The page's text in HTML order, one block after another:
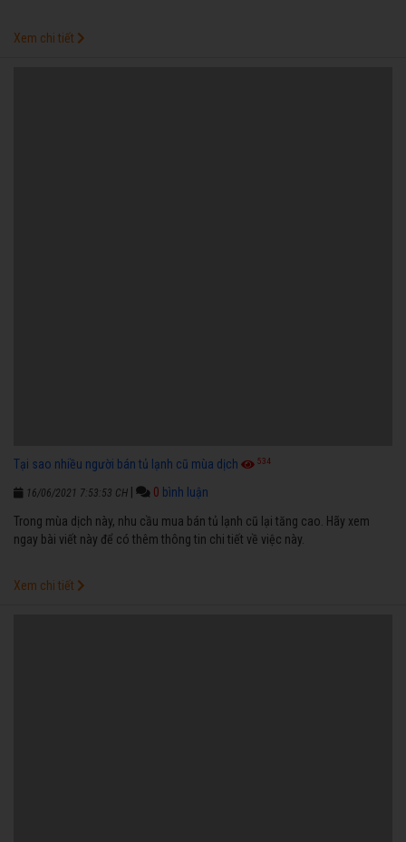
Xem chi tiết
Tại sao nhiều người bán tủ lạnh cũ mùa dịch 534
16/06/2021 7:53:53 CH 0 bình luận
Trong mùa dịch này, nhu cầu mua bán tủ lạnh cũ lại tăng cao. Hãy xem
ngay bài viết này để có thêm thông tin chi tiết về việc này.
Xem chi tiết